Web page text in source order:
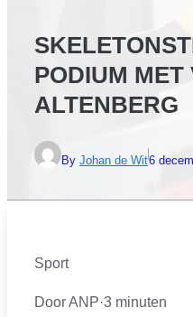
PODIUM MET
ALTENBERG
By Johan de Wit6
Sport
Door ANP·3 minuten